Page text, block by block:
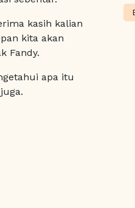
kasih kalian
kita akan
Fandy.
apa itu